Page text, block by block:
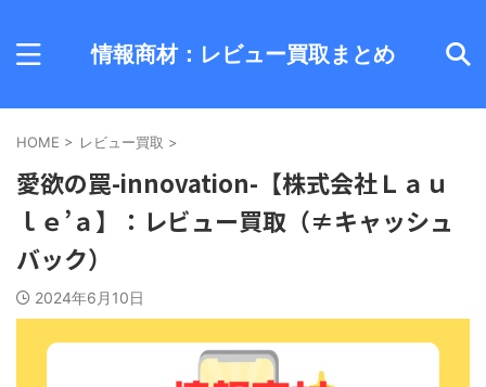
情報商材：レビュー買取まとめ
HOME > レビュー買取 >
愛欲の罠-innovation-【株式会社Ｌａｕ
ｌｅ’ａ】：レビュー買取（≠キャッシュ
バック）
2024年6月10日